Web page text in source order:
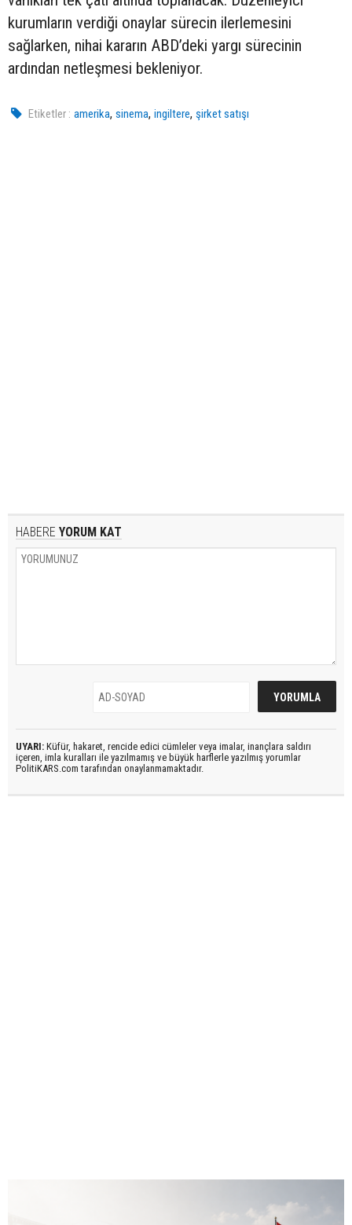
kurumların verdiği onaylar sürecin ilerlemesini
sağlarken, nihai kararın ABD’deki yargı sürecinin
ardından netleşmesi bekleniyor.
Etiketler : amerika,sinema,ingiltere,şirket satışı
HABERE YORUM KAT
UYARI: Küfür, hakaret, rencide edici cümleler veya imalar, inançlara saldırı
içeren, imla kuralları ile yazılmamış ve büyük harflerle yazılmış yorumlar
PolitiKARS.com tarafından onaylanmamaktadır.